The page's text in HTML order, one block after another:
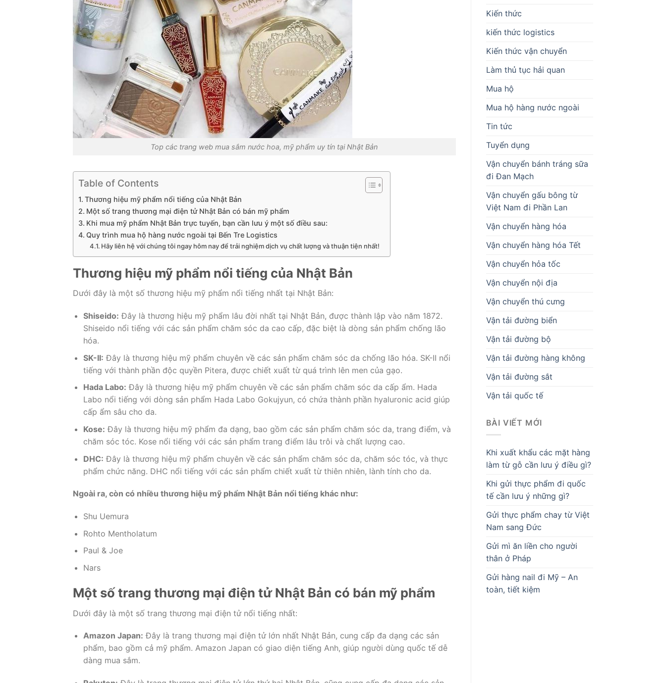
Top các trang web mua sắm nước hoa, mỹ phẩm uy tín tại Nhật Bản
Table of Contents
Thương hiệu mỹ phẩm nổi tiếng của Nhật Bản
Một số trang thương mại điện tử Nhật Bản có bán mỹ phẩm
Khi mua mỹ phẩm Nhật Bản trực tuyến, bạn cần lưu ý một số điều sau:
Quy trình mua hộ hàng nước ngoài tại Bến Tre Logistics
Hãy liên hệ với chúng tôi ngay hôm nay để trải nghiệm dịch vụ chất lượng và thuận tiện nhất!
Thương hiệu mỹ phẩm nổi tiếng của Nhật Bản
Dưới đây là một số thương hiệu mỹ phẩm nổi tiếng nhất tại Nhật Bản:
Shiseido: Đây là thương hiệu mỹ phẩm lâu đời nhất tại Nhật Bản, được thành lập vào năm 1872.
Shiseido nổi tiếng với các sản phẩm chăm sóc da cao cấp, đặc biệt là dòng sản phẩm chống lão
hóa.
SK-II: Đây là thương hiệu mỹ phẩm chuyên về các sản phẩm chăm sóc da chống lão hóa. SK-II nổi
tiếng với thành phần độc quyền Pitera, được chiết xuất từ quá trình lên men của gạo.
Hada Labo: Đây là thương hiệu mỹ phẩm chuyên về các sản phẩm chăm sóc da cấp ẩm. Hada
Labo nổi tiếng với dòng sản phẩm Hada Labo Gokujyun, có chứa thành phần hyaluronic acid giúp
cấp ẩm sâu cho da.
Kose: Đây là thương hiệu mỹ phẩm đa dạng, bao gồm các sản phẩm chăm sóc da, trang điểm, và
chăm sóc tóc. Kose nổi tiếng với các sản phẩm trang điểm lâu trôi và chất lượng cao.
DHC: Đây là thương hiệu mỹ phẩm chuyên về các sản phẩm chăm sóc da, chăm sóc tóc, và thực
phẩm chức năng. DHC nổi tiếng với các sản phẩm chiết xuất từ thiên nhiên, lành tính cho da.
Ngoài ra, còn có nhiều thương hiệu mỹ phẩm Nhật Bản nổi tiếng khác như:
Shu Uemura
Rohto Mentholatum
Paul & Joe
Nars
Một số trang thương mại điện tử Nhật Bản có bán mỹ phẩm
Dưới đây là một số trang thương mại điện tử nổi tiếng nhất:
Amazon Japan: Đây là trang thương mại điện tử lớn nhất Nhật Bản, cung cấp đa dạng các sản
phẩm, bao gồm cả mỹ phẩm. Amazon Japan có giao diện tiếng Anh, giúp người dùng quốc tế dễ
dàng mua sắm.
Kiến thức
kiến thức logistics
Kiến thức vận chuyển
Làm thủ tục hải quan
Mua hộ
Mua hộ hàng nước ngoài
Tin tức
Tuyển dụng
Vận chuyển bánh tráng sữa
đi Đan Mạch
Vận chuyển gấu bông từ
Việt Nam đi Phần Lan
Vận chuyển hàng hóa
Vận chuyển hàng hóa Tết
Vận chuyển hỏa tốc
Vận chuyển nội địa
Vận chuyển thú cưng
Vận tải đường biển
Vận tải đường bộ
Vận tải đường hàng không
Vận tải đường sắt
Vận tải quốc tế
BÀI VIẾT MỚI
Khi xuất khẩu các mặt hàng
làm từ gỗ cần lưu ý điều gì?
Khi gửi thực phẩm đi quốc
tế cần lưu ý những gì?
Gửi thực phẩm chay từ Việt
Nam sang Đức
Gửi mì ăn liền cho người
thân ở Pháp
Gửi hàng nail đi Mỹ – An
toàn, tiết kiệm